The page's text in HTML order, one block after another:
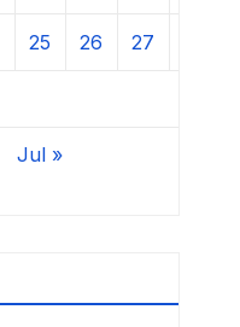
25 26 27
Jul »